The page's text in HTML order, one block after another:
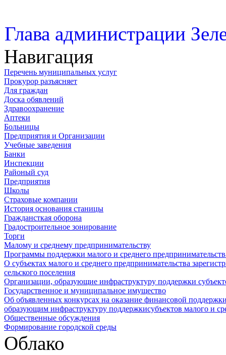
Глава администрации
Навигация
Перечень муниципальных услуг
Прокурор разъясняет
Для граждан
Доска обявлений
Здравоохранение
Аптеки
Больницы
Предприятия и Организации
Учебные заведения
Банки
Инспекции
Районый суд
Предприятия
Школы
Страховые компании
История основания станицы
Граждансткая оборона
Градостроительное зонирование
Торги
Малому и среднему предпринимательству
Программы поддержки малого и среднего
О субъектах малого и среднего предпринимательства
сельского поселения
Организации, образующие инфраструктуру поддержки
Государственное и муниципальное имущество
Об объявленных конкурсах на оказание финансовой
образующим инфраструктуру поддержкисубъектов малого и
Общественные обсуждения
Формирование городской среды
Облако